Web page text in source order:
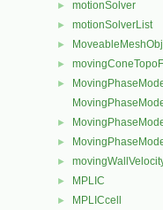
► motionSolver
► motionSolverList
►
►
►
►
►
►
► MPLIC
► MPLICcell